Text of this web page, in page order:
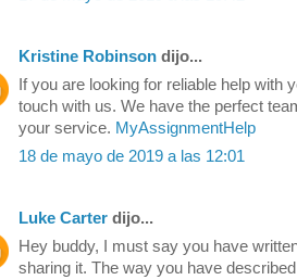
Kristine Robinson dijo...
If you are looking for reliable help with
touch with us. We have the perfect
your service. MyAssignmentHelp
18 de mayo de 2019 a las 12:01
Luke Carter dijo...
Hey buddy, I must say you have
sharing it. The way you have